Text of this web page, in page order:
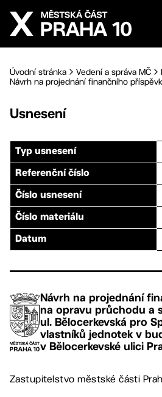
Přejít na hlavní obsah
Úvodní stránka Vedení a správa MČ
Návrh na projednání finančního
Usnesení
Typ usnesení
Referenční číslo
Číslo usnesení
Číslo materiálu
Datum
Návrh na projednání
na opravu průchodu a
ul. Bělocerkevská pro
vlastníků jednotek v
v Bělocerkevské ulici
Zastupitelstvo městské části